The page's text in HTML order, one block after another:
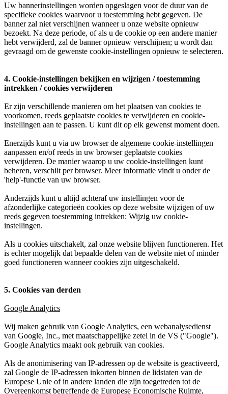
Uw bannerinstellingen worden opgeslagen voor de duur van de
specifieke cookies waarvoor u toestemming hebt gegeven. De
banner zal niet verschijnen wanneer u onze website opnieuw
bezoekt. Na deze periode, of als u de cookie op een andere manier
hebt verwijderd, zal de banner opnieuw verschijnen; u wordt dan
gevraagd om de gewenste cookie-instellingen opnieuw te selecteren.
4. Cookie-instellingen bekijken en wijzigen / toestemming
intrekken / cookies verwijderen
Er zijn verschillende manieren om het plaatsen van cookies te
voorkomen, reeds geplaatste cookies te verwijderen en cookie-
instellingen aan te passen. U kunt dit op elk gewenst moment doen.
Enerzijds kunt u via uw browser de algemene cookie-instellingen
aanpassen en/of reeds in uw browser geplaatste cookies
verwijderen. De manier waarop u uw cookie-instellingen kunt
beheren, verschilt per browser. Meer informatie vindt u onder de
'help'-functie van uw browser.
Anderzijds kunt u altijd achteraf uw instellingen voor de
afzonderlijke categorieën cookies op deze website wijzigen of uw
reeds gegeven toestemming intrekken: Wijzig uw cookie-
instellingen.
Als u cookies uitschakelt, zal onze website blijven functioneren. Het
is echter mogelijk dat bepaalde delen van de website niet of minder
goed functioneren wanneer cookies zijn uitgeschakeld.
5. Cookies van derden
Google Analytics
Wij maken gebruik van Google Analytics, een webanalysedienst
van Google, Inc., met maatschappelijke zetel in de VS ("Google").
Google Analytics maakt ook gebruik van cookies.
Als de anonimisering van IP-adressen op de website is geactiveerd,
zal Google de IP-adressen inkorten binnen de lidstaten van de
Europese Unie of in andere landen die zijn toegetreden tot de
Overeenkomst betreffende de Europese Economische Ruimte,